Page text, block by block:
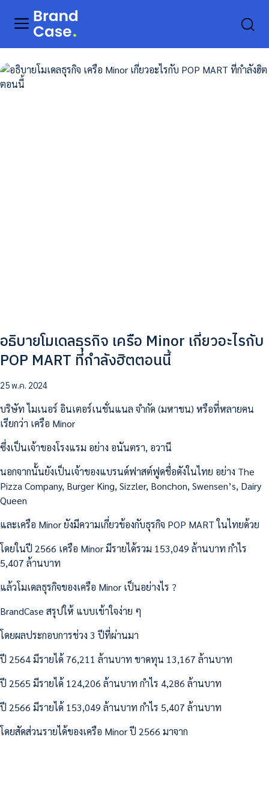
อธิบายโมเดลธุรกิจ เครือ Minor เกี่ยวอะไรกับ
POP MART ที่กำลังฮิตตอนนี้
25 พ.ค. 2024
บริษัท ไมเนอร์ อินเตอร์เนชั่นแนล จำกัด (มหาชน) หรือที่หลายคน
เรียกว่า เครือ Minor
ซึ่งเป็นเจ้าของโรงแรม อย่าง อนันตรา, อวานี
นอกจากนั้นยังเป็นเจ้าของแบรนด์ฟาสต์ฟูดชื่อดังในไทย อย่าง The
Pizza Company, Burger King, Sizzler, Bonchon, Swensen’s, Dairy
Queen
และเครือ Minor ยังมีความเกี่ยวข้องกับธุรกิจ POP MART ในไทยด้วย
โดยในปี 2566 เครือ Minor มีรายได้รวม 153,049 ล้านบาท กำไร
5,407 ล้านบาท
แล้วโมเดลธุรกิจของเครือ Minor เป็นอย่างไร ?
BrandCase สรุปให้ แบบเข้าใจง่าย ๆ
โดยผลประกอบการช่วง 3 ปีที่ผ่านมา
ปี 2564 มีรายได้ 76,211 ล้านบาท ขาดทุน 13,167 ล้านบาท
ปี 2565 มีรายได้ 124,206 ล้านบาท กำไร 4,286 ล้านบาท
ปี 2566 มีรายได้ 153,049 ล้านบาท กำไร 5,407 ล้านบาท
โดยสัดส่วนรายได้ของเครือ Minor ปี 2566 มาจาก